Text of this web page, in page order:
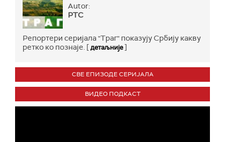
Autor:
РТС
Репортери серијала "Траг" показују Србију какву
ретко ко познаје. [детаљније]
СВЕ ЕПИЗОДЕ СЕРИЈАЛА
ВИДЕО ПОДКАСТ